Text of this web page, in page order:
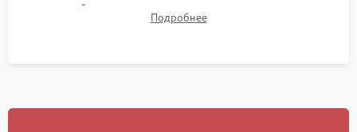
до нужной температуры, отсутствия посторонних шумов,
штатного слива и абсолютной сухости в поддоне.
Подробнее